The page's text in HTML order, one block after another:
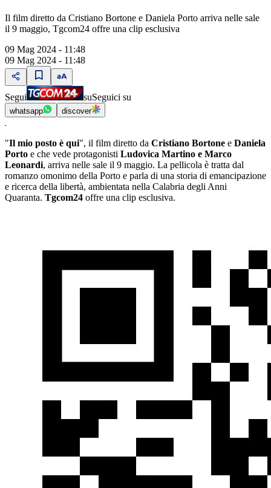
Il film diretto da Cristiano Bortone e Daniela Porto arriva nelle sale
il 9 maggio, Tgcom24 offre una clip esclusiva
09 Mag 2024 - 11:48
09 Mag 2024 - 11:48
Segui suSeguici su
whatsapp discover
"Il mio posto è qui", il film diretto da Cristiano Bortone e Daniela
Porto e che vede protagonisti Ludovica Martino e Marco
Leonardi, arriva nelle sale il 9 maggio. La pellicola è tratta dal
romanzo omonimo della Porto e parla di una storia di emancipazione
e ricerca della libertà, ambientata nella Calabria degli Anni
Quaranta. Tgcom24 offre una clip esclusiva.